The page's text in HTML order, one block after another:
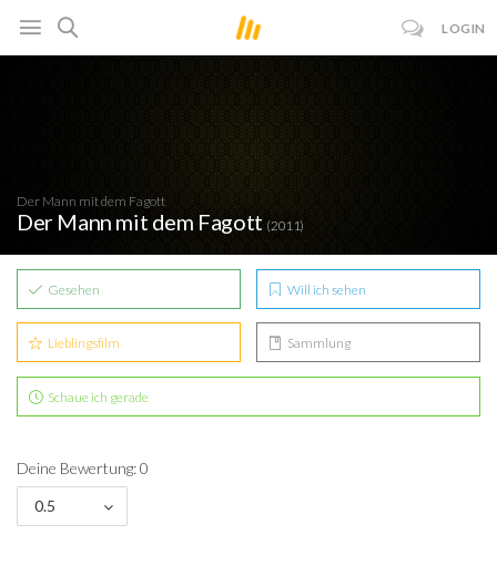
LOGIN
Der Mann mit dem Fagott
Der Mann mit dem Fagott (2011)
Gesehen Will ich sehen
Lieblingsfilm Sammlung
Schaue ich gerade
Deine Bewertung: 0
0.5